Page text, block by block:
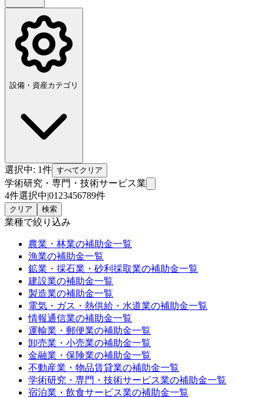
設備・資産カテゴリ
選択中: 1件 すべてクリア
学術研究・専門・技術サービス業
4件選択中|01 23456789件
クリア 検索
業種で絞り込み
農業・林業の補助金一覧
漁業の補助金一覧
鉱業・採石業・砂利採取業の補助金一覧
建設業の補助金一覧
製造業の補助金一覧
電気・ガス・熱供給・水道業の補助金一覧
情報通信業の補助金一覧
運輸業・郵便業の補助金一覧
卸売業・小売業の補助金一覧
金融業・保険業の補助金一覧
不動産業・物品賃貸業の補助金一覧
学術研究・専門・技術サービス業の補助金一覧
宿泊業・飲食サービス業の補助金一覧